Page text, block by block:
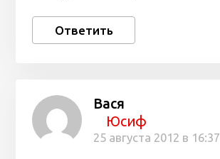
Ответить
Вася
Юсиф
25 августа 2012 в 16:37